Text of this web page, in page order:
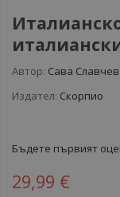
Автор: Сава Славчев
Издател: Скорпио
Бъдете първият
29,99 €